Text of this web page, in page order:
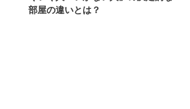
部屋の違いとは？